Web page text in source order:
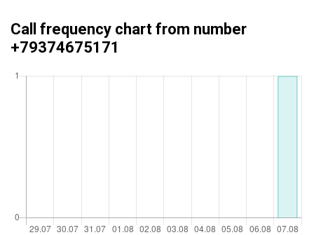
Call frequency chart from number
+79374675171